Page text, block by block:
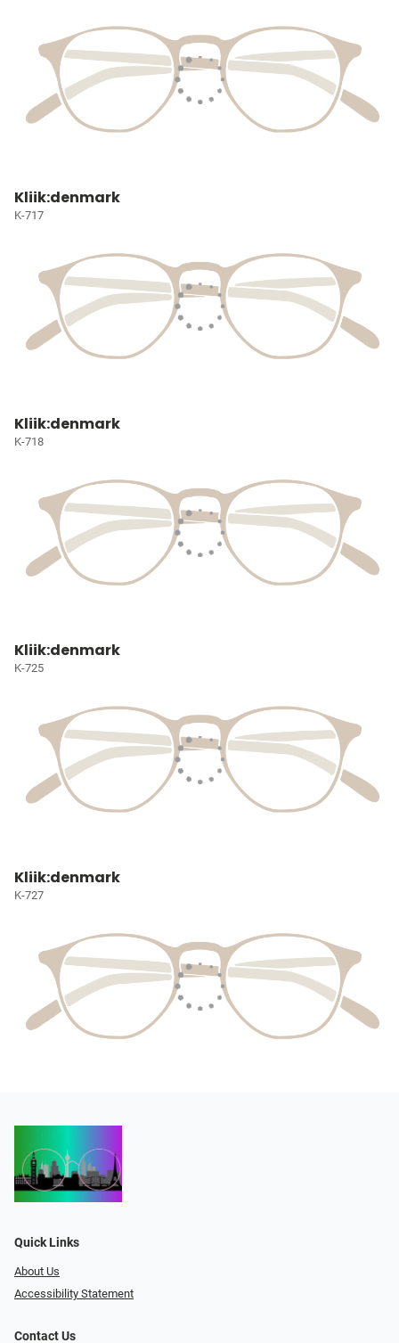
Kliik:denmark
K-717
Kliik:denmark
K-718
Kliik:denmark
K-725
Kliik:denmark
K-727
Quick Links
About Us
Accessibility Statement
Contact Us